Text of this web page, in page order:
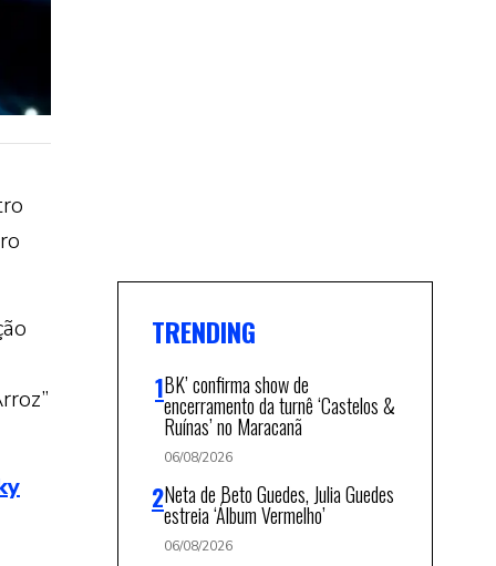
TRENDING
BK’ confirma show de
encerramento da turnê ‘Castelos &
Ruínas’ no Maracanã
06/08/2026
Neta de Beto Guedes, Julia Guedes
estreia ‘Álbum Vermelho’
06/08/2026